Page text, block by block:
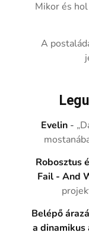
Mikor és
A
Evelin -
Robosztus
Fail - And
Belépő
a dinamikus